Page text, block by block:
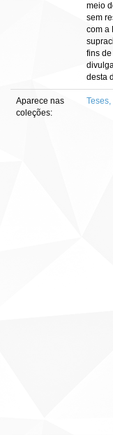
meio
sem
com a
fins
desta
Aparece nas
coleções: